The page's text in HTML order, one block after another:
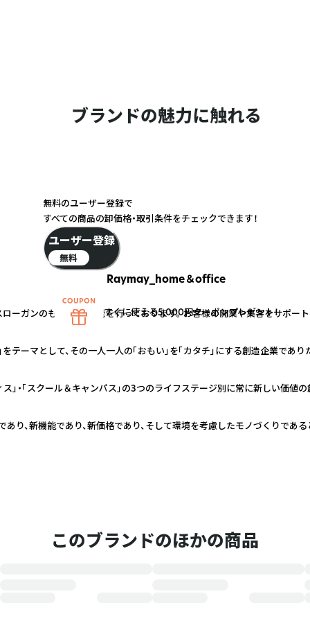
ブランドの魅力に触れる
Raymay_home＆office
ーガンのもと、商品開発を行っております。 お客様の開業や集客をサポー
テーマとして、その一人一人の「おもい」を「カタチ」にする創造企業であり
ス」・「スクール＆キャンパス」の3つのライフステージ別に常に新しい価値
り、新機能であり、新価格であり、そして環境を考慮したモノづくりである
このブランドのほかの商品
無料のユーザー登録で
すべての商品の卸価格・取引条件をチェックできます！
ユーザー登録
無料
すぐに使える5,000円クーポンプレゼント！